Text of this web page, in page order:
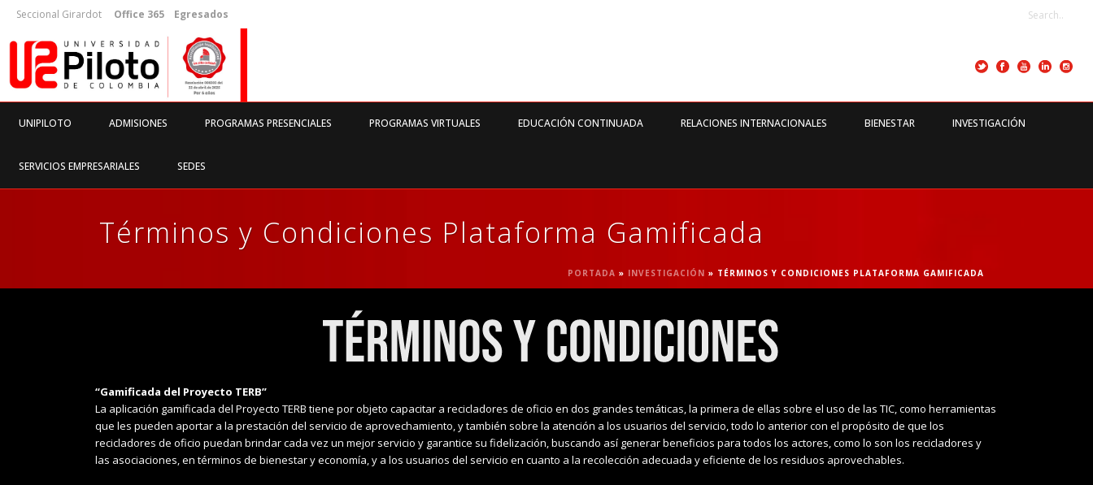
Seccional Girardot Office 365 Egresados
UNIPILOTO ADMISIONES PROGRAMAS PRESENCIALES PROGRAMAS VIRTUALES EDUCACIÓN CONTINUADA RELACIONES INTERNACIONALES BIENESTAR INVESTIGACIÓN
SERVICIOS EMPRESARIALES SEDES
Términos y Condiciones Plataforma Gamificada
PORTADA » INVESTIGACIÓN » TÉRMINOS Y CONDICIONES PLATAFORMA GAMIFICADA
“Gamificada del Proyecto TERB”
La aplicación gamificada del Proyecto TERB tiene por objeto capacitar a recicladores de oficio en dos grandes temáticas, la primera de ellas sobre el uso de las TIC, como herramientas
que les pueden aportar a la prestación del servicio de aprovechamiento, y también sobre la atención a los usuarios del servicio, todo lo anterior con el propósito de que los
recicladores de oficio puedan brindar cada vez un mejor servicio y garantice su fidelización, buscando así generar beneficios para todos los actores, como lo son los recicladores y
las asociaciones, en términos de bienestar y economía, y a los usuarios del servicio en cuanto a la recolección adecuada y eficiente de los residuos aprovechables.